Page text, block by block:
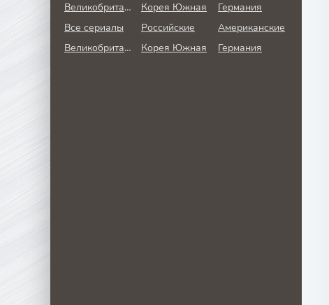
Великобритания
Корея Южная
Германия
Все сериалы
Российские
Американские
Великобритания
Корея Южная Германия